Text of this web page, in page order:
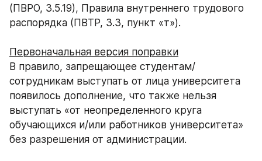
(ПВРО, 3.5.19), Правила внутреннего трудового
распорядка (ПВТР, 3.3, пункт «т»).
В правило, запрещающее студентам/
сотрудникам выступать от лица университета
появилось дополнение, что также нельзя
выступать «от неопределенного круга
обучающихся и/или работников университета»
без разрешения от администрации.